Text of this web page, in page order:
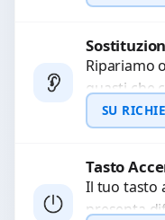
chiamate.
Ripariamo
guasti che
basso o
alta qualità
SU
Tasto
Il tuo tasto
presenta